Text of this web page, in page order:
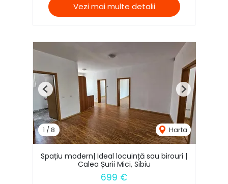
Vezi mai multe detalii
1 /8 Harta
Previous Next
Spațiu modern| Ideal locuință sau birouri |
Calea Șurii Mici, Sibiu
699 €